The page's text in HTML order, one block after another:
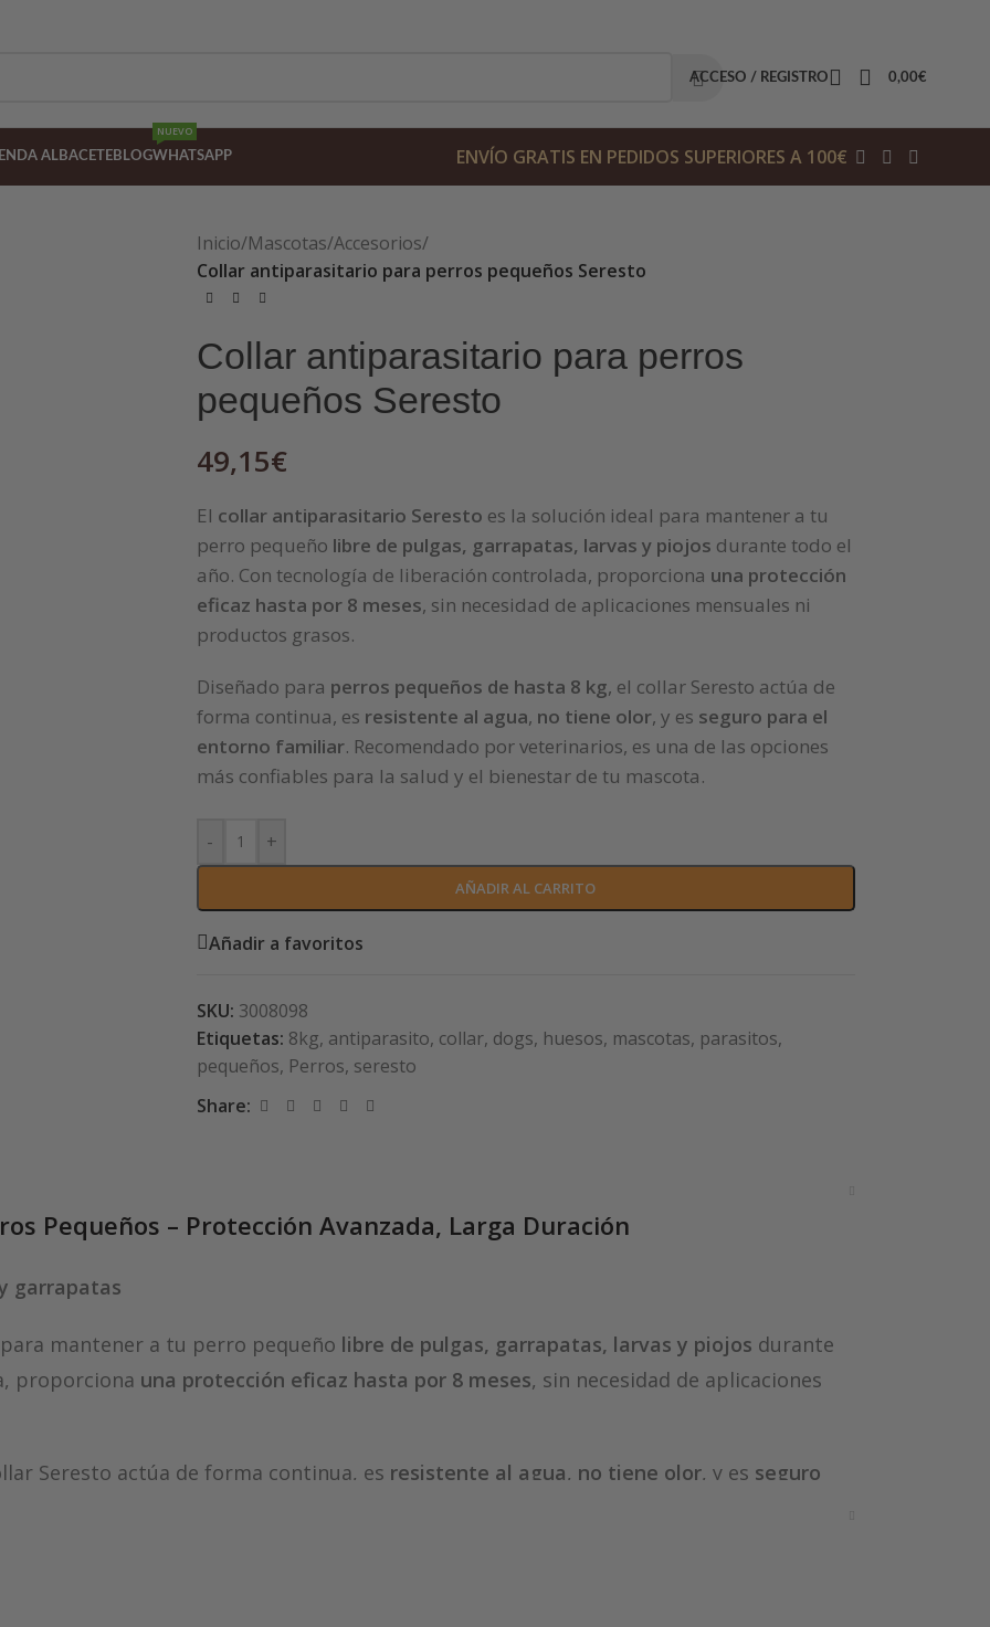
ACCESO / REGISTRO 0,00€
ALBACETE BLOGWHATSAPP
NUEVO
ENVÍO GRATIS EN PEDIDOS SUPERIORES A 100€
Inicio/Mascotas/Accesorios/
Collar antiparasitario para perros pequeños Seresto
Collar antiparasitario para perros
pequeños Seresto
49,15€
El collar antiparasitario Seresto es la solución ideal para mantener a tu
perro pequeño libre de pulgas, garrapatas, larvas y piojos durante todo el
año. Con tecnología de liberación controlada, proporciona una protección
eficaz hasta por 8 meses, sin necesidad de aplicaciones mensuales ni
productos grasos.
Diseñado para perros pequeños de hasta 8 kg, el collar Seresto actúa de
forma continua, es resistente al agua, no tiene olor, y es seguro para el
entorno familiar. Recomendado por veterinarios, es una de las opciones
más confiables para la salud y el bienestar de tu mascota.
- +
AÑADIR AL CARRITO
Añadir a favoritos
SKU: 3008098
Etiquetas: 8kg, antiparasito, collar, dogs, huesos, mascotas, parasitos,
pequeños, Perros, seresto
Share:
Pequeños – Protección Avanzada, Larga Duración
garrapatas
mantener a tu perro pequeño libre de pulgas, garrapatas, larvas y piojos durante
proporciona una protección eficaz hasta por 8 meses, sin necesidad de aplicaciones
Seresto actúa de forma continua, es resistente al agua, no tiene olor, y es seguro